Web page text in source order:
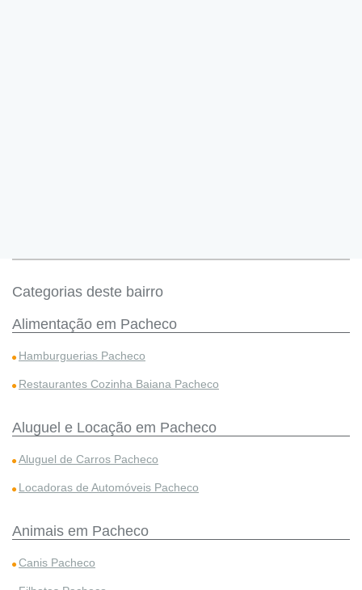
Categorias deste bairro
Alimentação em Pacheco
Hamburguerias Pacheco
Restaurantes Cozinha Baiana Pacheco
Aluguel e Locação em Pacheco
Aluguel de Carros Pacheco
Locadoras de Automóveis Pacheco
Animais em Pacheco
Canis Pacheco